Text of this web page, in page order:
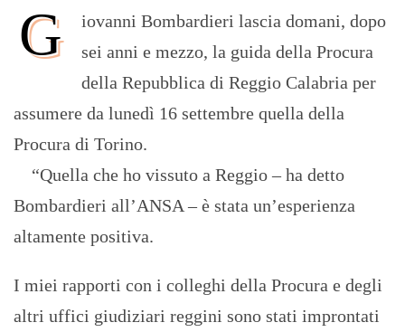
G
iovanni Bombardieri lascia domani, dopo
sei anni e mezzo, la guida della Procura
della Repubblica di Reggio Calabria per
assumere da lunedì 16 settembre quella della
Procura di Torino.
“Quella che ho vissuto a Reggio – ha detto
Bombardieri all’ANSA – è stata un’esperienza
altamente positiva.
I miei rapporti con i colleghi della Procura e degli
altri uffici giudiziari reggini sono stati improntati